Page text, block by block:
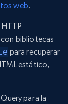
web.
bibliotecas
para recuperar
estático,
para la